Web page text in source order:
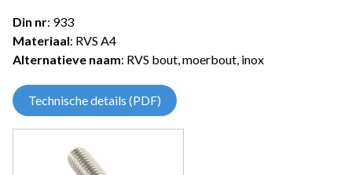
Din nr: 933
Materiaal: RVS A4
Alternatieve naam: RVS bout, moerbout, inox
Technische details (PDF)